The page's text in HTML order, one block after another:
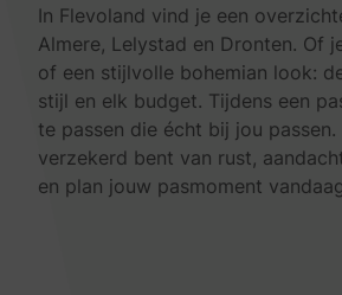
In Flevoland vind je een
Almere, Lelystad en Dronten. Of
of een stijlvolle bohemian look:
stijl en elk budget. Tijdens een
te passen die écht bij jou
verzekerd bent van rust,
en plan jouw pasmoment